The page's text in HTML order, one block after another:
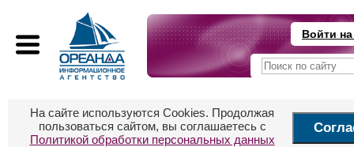
Войти
На сайте используются Cookies. Продолжая
пользоваться сайтом, вы соглашаетесь с
Политикой обработки персональных данных